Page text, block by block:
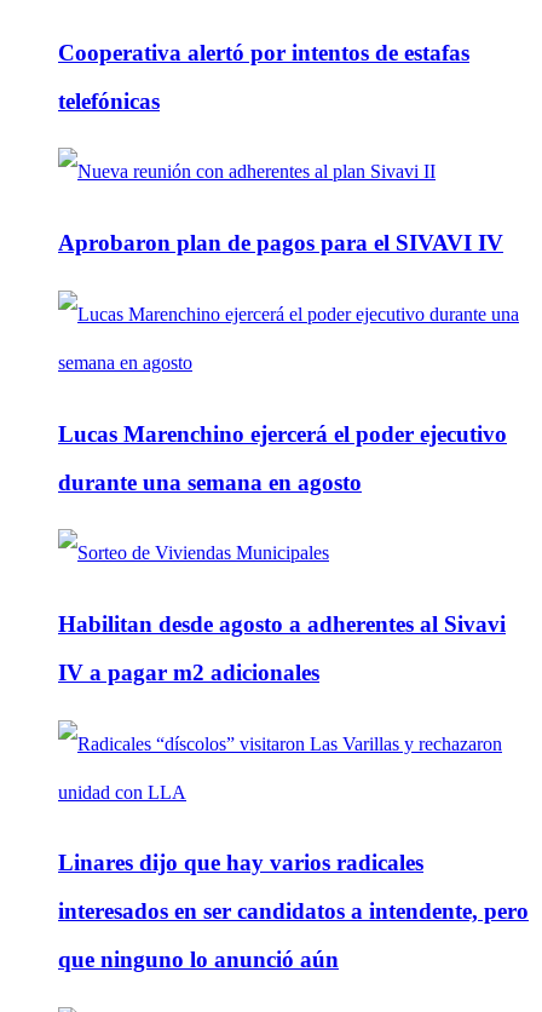
Cooperativa alertó por intentos de estafas
telefónicas
Aprobaron plan de pagos para el SIVAVI IV
Lucas Marenchino ejercerá el poder ejecutivo
durante una semana en agosto
Habilitan desde agosto a adherentes al Sivavi
IV a pagar m2 adicionales
Linares dijo que hay varios radicales
interesados en ser candidatos a intendente, pero
que ninguno lo anunció aún